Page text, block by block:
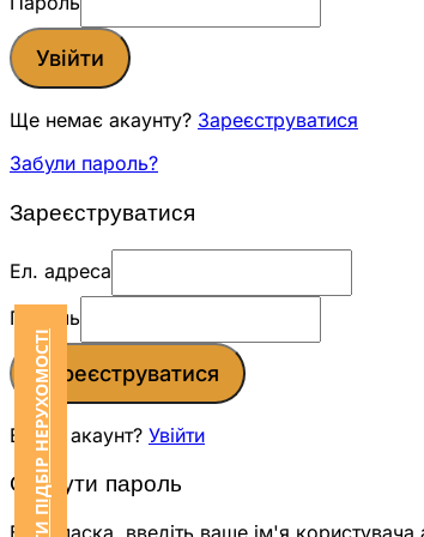
ЗАМОВИТИ ПІДБІР НЕРУХОМОСТІ
Увійти
Ще немає акаунту? Зареєструватися
Забули пароль?
Зареєструватися
Ел. адреса
Пароль
Зареєструватися
Вже є акаунт? Увійти
Скинути пароль
Будь ласка, введіть ваше ім'я